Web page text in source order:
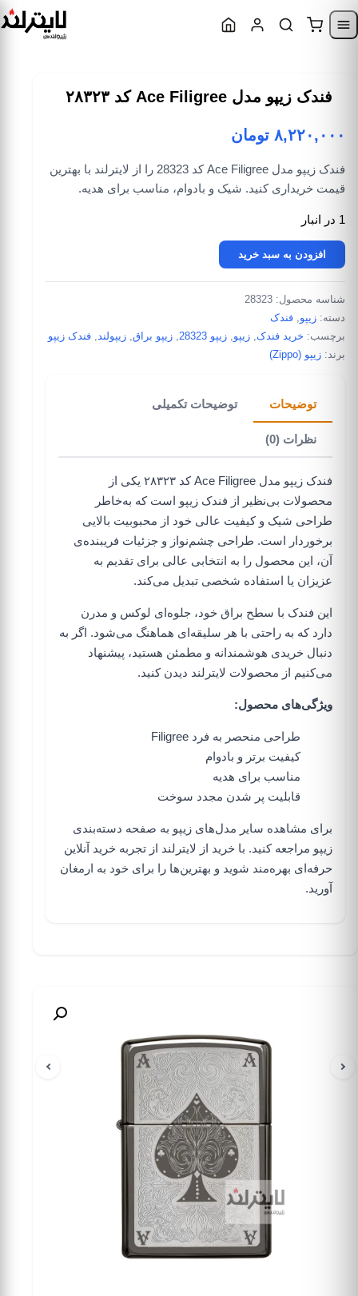
Skip to navigation
فندک زیپو مدل Ace Filigree کد ۲۸۳۲۳
۸,۲۲۰,۰۰۰ تومان
فندک زیپو مدل Ace Filigree کد 28323 را از لایترلند با بهترین
قیمت خریداری کنید. شیک و بادوام، مناسب برای هدیه.
1 در انبار
فندک زیپو مدل Ace Filigree کد 28323 عدد
افزودن به سبد خرید
شناسه محصول: 28323
دسته: زیپو فندک
برچسب: خرید فندک زیپو زیپو 28323 زیپو براق زیپولند
فندک زیپو
برند: زیپو (Zippo)
توضیحات توضیحات تکمیلی
نظرات (0)
فندک زیپو مدل Ace Filigree کد ۲۸۳۲۳ یکی از
محصولات بی‌نظیر از فندک زیپو است که به‌خاطر
طراحی شیک و کیفیت عالی خود از محبوبیت بالایی
برخوردار است. طراحی چشم‌نواز و جزئیات فریبنده‌ی
آن، این محصول را به انتخابی عالی برای تقدیم به
عزیزان یا استفاده شخصی تبدیل می‌کند.
این فندک با سطح براق خود، جلوه‌ای لوکس و مدرن
دارد که به راحتی با هر سلیقه‌ای هماهنگ می‌شود. اگر به
دنبال خریدی هوشمندانه و مطمئن هستید، پیشنهاد
می‌کنیم از محصولات لایترلند دیدن کنید.
ویژگی‌های محصول:
طراحی منحصر به فرد Filigree
کیفیت برتر و بادوام
مناسب برای هدیه
قابلیت پر شدن مجدد سوخت
برای مشاهده سایر مدل‌های زیپو به صفحه دسته‌بندی
زیپو مراجعه کنید. با خرید از لایترلند از تجربه خرید آنلاین
حرفه‌ای بهره‌مند شوید و بهترین‌ها را برای خود به ارمغان
آورید.